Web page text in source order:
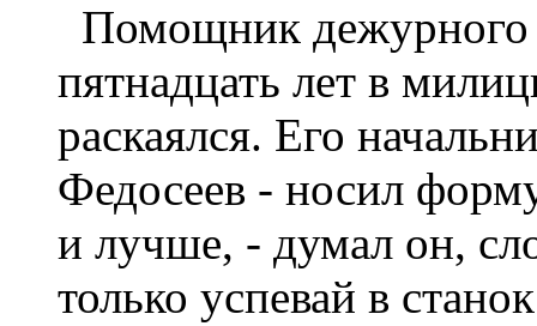
Помощник дежурного
пятнадцать лет в
раскаялся. Его
Федосеев - носил
и лучше, - думал он,
только успевай в